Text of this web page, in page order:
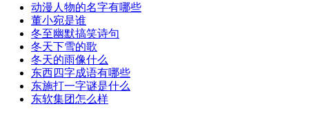
动漫人物的名字有哪些
董小宛是谁
冬至幽默搞笑诗句
冬天下雪的歌
冬天的雨像什么
东西四字成语有哪些
东施打一字谜是什么
东软集团怎么样